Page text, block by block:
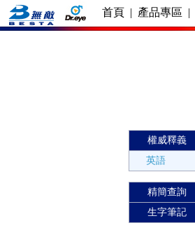
首頁 | 產品專區 |
權威釋義
英語
精簡查詢
生字筆記